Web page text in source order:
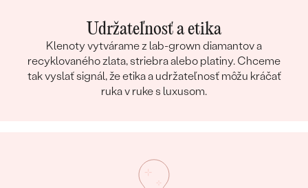
Udržateľnosť a etika
Klenoty vytvárame z lab-grown diamantov a
recyklovaného zlata, striebra alebo platiny. Chceme
tak vyslať signál, že etika a udržateľnosť môžu kráčať
ruka v ruke s luxusom.